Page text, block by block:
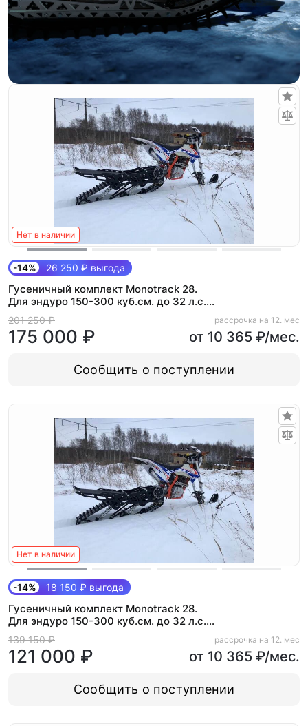
Нет в наличии
-14% 26 250 ₽ выгода
Гусеничный комплект Monotrack 28.
Для эндуро 150-300 куб.см. до 32 л.с.
(Alum)
201 250 ₽
175 000 ₽
рассрочка на 12. мес
от 10 365 ₽/мес.
Сообщить о поступлении
Нет в наличии
-14% 18 150 ₽ выгода
Гусеничный комплект Monotrack 28.
Для эндуро 150-300 куб.см. до 32 л.с.
(Light)
139 150 ₽
121 000 ₽
рассрочка на 12. мес
от 10 365 ₽/мес.
Сообщить о поступлении